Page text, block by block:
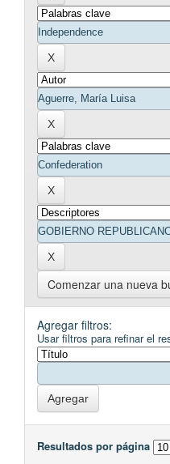
Comenzar una nueva
Agregar filtros:
Usar filtros para refinar el
Resultados por página